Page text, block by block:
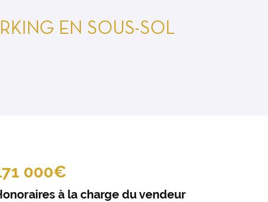
EN SOUS-SOL
000€
à la charge du vendeur